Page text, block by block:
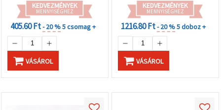
KEDVEZMÉNYEK
MENNYISÉGHEZ
405.60 Ft- 20 %5 csomag +
VÁSÁROL
KEDVEZMÉNYEK
MENNYISÉGHEZ
1216.80 Ft- 20 %5 doboz +
VÁSÁROL